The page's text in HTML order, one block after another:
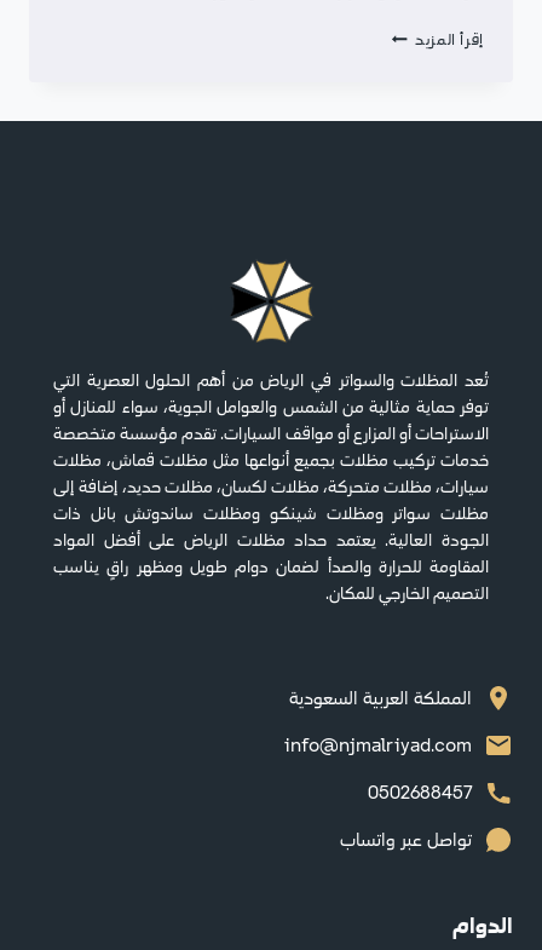
إقرأ المزيد مظلات
تُعد المظلات والسواتر في الرياض من أهم الحلول العصرية التي
توفر حماية مثالية من الشمس والعوامل الجوية، سواء للمنازل أو
الاستراحات أو المزارع أو مواقف السيارات. تقدم مؤسسة متخصصة
خدمات تركيب مظلات بجميع أنواعها مثل مظلات قماش، مظلات
سيارات، مظلات متحركة، مظلات لكسان، مظلات حديد، إضافة إلى
مظلات سواتر ومظلات شينكو ومظلات ساندوتش بانل ذات
الجودة العالية. يعتمد حداد مظلات الرياض على أفضل المواد
المقاومة للحرارة والصدأ لضمان دوام طويل ومظهر راقٍ يناسب
التصميم الخارجي للمكان.
المملكة العربية السعودية
info@njmalriyad.com
0502688457
تواصل عبر واتساب
الدوام